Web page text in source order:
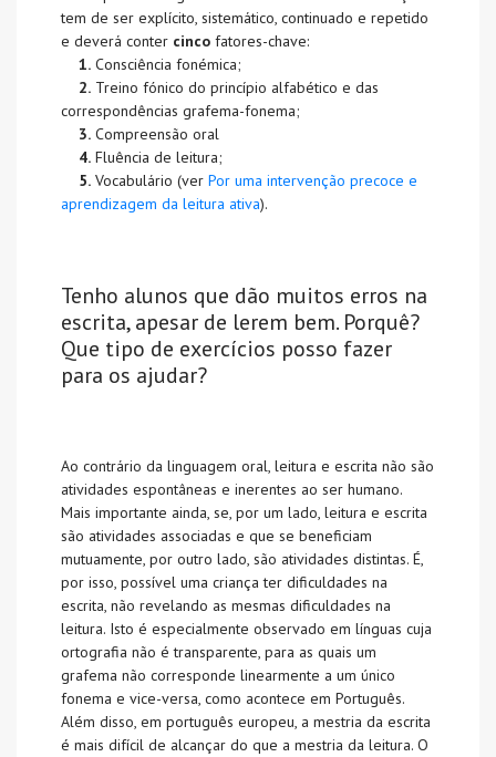
tem de ser explícito, sistemático, continuado e repetido
e deverá conter cinco fatores-chave:
1. Consciência fonémica;
2. Treino fónico do princípio alfabético e das
correspondências grafema-fonema;
3. Compreensão oral
4. Fluência de leitura;
5. Vocabulário (ver Por uma intervenção precoce e
aprendizagem da leitura ativa).
Tenho alunos que dão muitos erros na
escrita, apesar de lerem bem. Porquê?
Que tipo de exercícios posso fazer
para os ajudar?
Ao contrário da linguagem oral, leitura e escrita não são
atividades espontâneas e inerentes ao ser humano.
Mais importante ainda, se, por um lado, leitura e escrita
são atividades associadas e que se beneficiam
mutuamente, por outro lado, são atividades distintas. É,
por isso, possível uma criança ter dificuldades na
escrita, não revelando as mesmas dificuldades na
leitura. Isto é especialmente observado em línguas cuja
ortografia não é transparente, para as quais um
grafema não corresponde linearmente a um único
fonema e vice-versa, como acontece em Português.
Além disso, em português europeu, a mestria da escrita
é mais difícil de alcançar do que a mestria da leitura. O